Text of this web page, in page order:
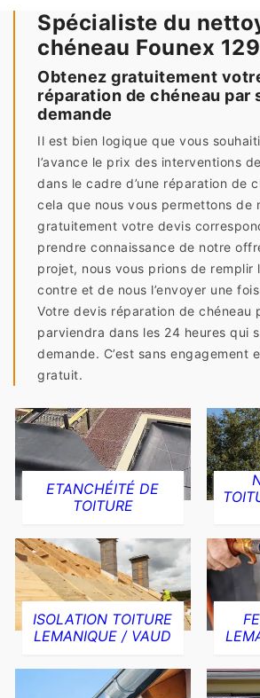
Spécialiste du
chéneau Founex
Obtenez gratuitement
réparation de chéneau par
demande
Il est bien logique que vous
l’avance le prix des interventions
dans le cadre d’une réparation de
cela que nous vous permettons de
gratuitement votre devis
prendre connaissance de notre
projet, nous vous prions de remplir
contre et de nous l’envoyer une
Votre devis réparation de chéneau
parviendra dans les 24 heures qui
demande. C’est sans engagement
gratuit.
ETANCHÉITÉ DE
TOITURE
ISOLATION TOITURE
LEMANIQUE / VAUD